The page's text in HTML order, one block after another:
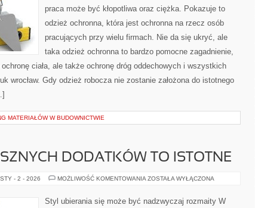
REGUŁY
praca może być kłopotliwa oraz ciężka. Pokazuje to
odzież ochronna, która jest ochronna na rzecz osób
pracujących przy wielu firmach. Nie da się ukryć, ale
taka odzież ochronna to bardzo pomocne zagadnienie,
ciała, ale także ochronę dróg oddechowych i wszystkich
wrocław. Gdy odzież robocza nie zostanie założona do istotnego
MATERIAŁÓW W BUDOWNICTWIE
DODATKÓW TO ISTOTNE
STY - 2 - 2026 MOŻLIWOŚĆ KOMENTOWANIA ZAKUPY
TO
ISTOTNE
ZOSTAŁA WYŁĄCZONA
Styl ubierania się może być nadzwyczaj rozmaity W